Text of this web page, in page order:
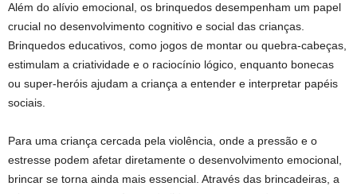
Além do alívio emocional, os brinquedos desempenham um papel
crucial no desenvolvimento cognitivo e social das crianças.
Brinquedos educativos, como jogos de montar ou quebra-cabeças,
estimulam a criatividade e o raciocínio lógico, enquanto bonecas
ou super-heróis ajudam a criança a entender e interpretar papéis
sociais.
Para uma criança cercada pela violência, onde a pressão e o
estresse podem afetar diretamente o desenvolvimento emocional,
brincar se torna ainda mais essencial. Através das brincadeiras, a